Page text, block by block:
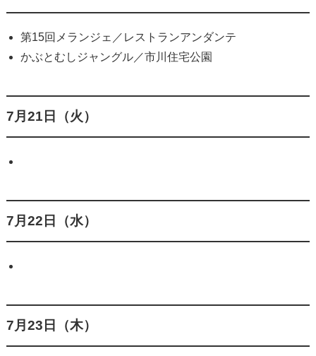
第15回メランジェ／レストランアンダンテ
かぶとむしジャングル／市川住宅公園
7月21日（火）
7月22日（水）
7月23日（木）